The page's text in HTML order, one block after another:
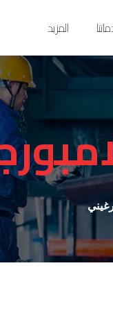
المزيد